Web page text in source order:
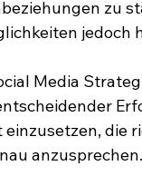
zu
jedoch
Media
einzusetzen, die